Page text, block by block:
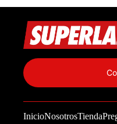
InicioNosotrosTienda
Información de
Política de reembolso
Términos del servicio
Política de envío